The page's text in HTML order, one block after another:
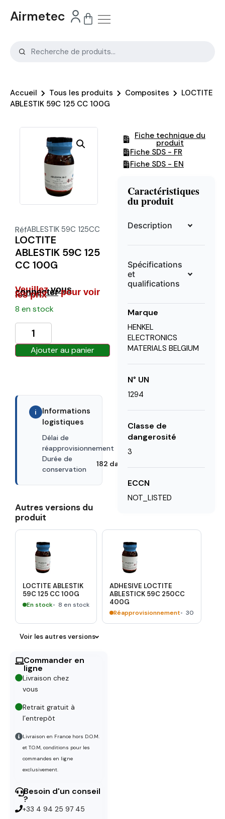
Airmetec
Accueil Tous les produits Composites
LOCTITE
ABLESTIK 59C 125 CC 100G
RéfABLESTIK 59C 125CC
LOCTITE
ABLESTIK 59C 125
CC 100G
Veuillezvous
connecterpour voir
les prix
8 en stock
Ajouter au panier
i
Informations
logistiques
Délai de
réapprovisionnement
30 Days
Durée de
conservation
182 days
Autres versions du
produit
LOCTITE ABLESTIK
59C 125 CC 100G
En stock 8 en stock
ADHESIVE LOCTITE
ABLESTICK 59C 250CC
400G
Réapprovisionnement 30
Voir les autres versions
Commander en
ligne
Livraison chez
vous
Retrait gratuit à
l’entrepôt
Livraison en France hors D.O.M.
et T.O.M, conditions pour les
commandes en ligne
exclusivement.
Besoin d'un conseil
?
+33 4 94 25 97 45
Fiche technique du
produit
Fiche SDS - FR
Fiche SDS - EN
Caractéristiques
du produit
Description
Spécifications
et
qualifications
Marque
HENKEL
ELECTRONICS
MATERIALS BELGIUM
N° UN
1294
Classe de
dangerosité
3
ECCN
NOT_LISTED